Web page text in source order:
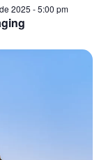
2025 - 5:00 pm